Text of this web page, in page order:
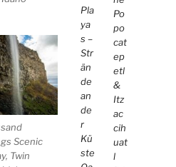
Scenic
Twin
Pla
ya
s –
Str
än
de
an
de
r
Kü
ste
Po
po
cat
ep
etl
&
Itz
ac
cih
uat
l